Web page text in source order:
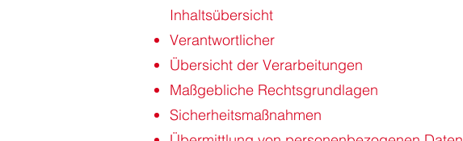
Inhaltsübersicht
Verantwortlicher
Übersicht der Verarbeitungen
Maßgebliche Rechtsgrundlagen
Sicherheitsmaßnahmen